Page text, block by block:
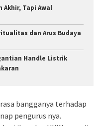
Akhir, Tapi Awal
dan Arus Budaya
Handle Listrik
bangganya terhadap
pengurus nya.